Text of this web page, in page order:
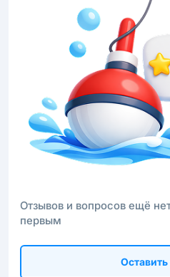
Отзывов и вопросов ещё
первым
Оставить